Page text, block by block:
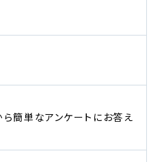
ら簡単なアンケートにお答え